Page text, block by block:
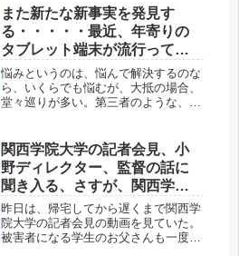
い、行くしかないね(・_・;)道中、ア
チコチで、折れた傘が転がっていた。
昼...
また新たな新事実を発見す
る・・・・・最近、年寄りの
タブレット端末が流行ってい
る・・・・スロークッカーが
届く。
悩みというのは、悩んで解決するのな
ら、いくらでも悩むが、大抵の場合、
堂々巡りが多い。第三者のような、全
談するのだろうけど、それでも、決定
権は自分になる。我が家の場合は、ま
さ...
関西学院大学の記者会見、小
野ディレクター、監督の話に
聞き入る、さすが、関西学院
だわ・・・最近食べてる旨い
ヨーグルト
昨日は、帰宅してから遅くまで関西学
院大学の記者会見の動画を見ていた。
被害者になる学生のお父さんも一度、